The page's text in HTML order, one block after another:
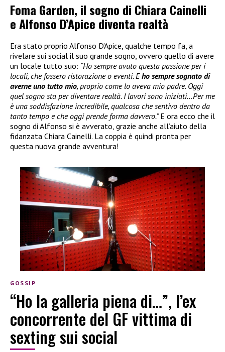
Foma Garden, il sogno di Chiara Cainelli
e Alfonso D’Apice diventa realtà
Era stato proprio Alfonso D’Apice, qualche tempo fa, a
rivelare sui social il suo grande sogno, ovvero quello di avere
un locale tutto suo: “Ho sempre avuto questa passione per i
locali, che fossero ristorazione o eventi. Eho sempre sognato di
averne uno tutto mio, proprio come lo aveva mio padre. Oggi
quel sogno sta per diventare realtà. I lavori sono iniziati…Per me
è una soddisfazione incredibile, qualcosa che sentivo dentro da
tanto tempo e che oggi prende forma davvero.”E ora ecco che il
sogno di Alfonso si è avverato, grazie anche all’aiuto della
fidanzata Chiara Cainelli. La coppia è quindi pronta per
questa nuova grande avventura!
GOSSIP
“Ho la galleria piena di…”, l’ex
concorrente del GF vittima di
sexting sui social